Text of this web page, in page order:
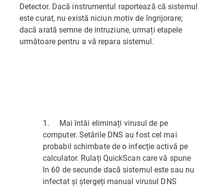
Detector. Dacă instrumentul raportează că sistemul
este curat, nu există niciun motiv de îngrijorare;
dacă arată semne de intruziune, urmați etapele
următoare pentru a vă repara sistemul.
1. Mai întâi eliminați virusul de pe
computer. Setările DNS au fost cel mai
probabil schimbate de o infecție activă pe
calculator. Rulați QuickScan care vă spune
în 60 de secunde dacă sistemul este sau nu
infectat și ștergeți manual virusul DNS